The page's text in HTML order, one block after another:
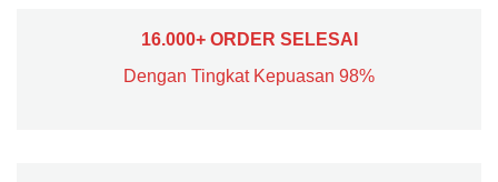
16.000+ ORDER SELESAI
Dengan Tingkat Kepuasan 98%